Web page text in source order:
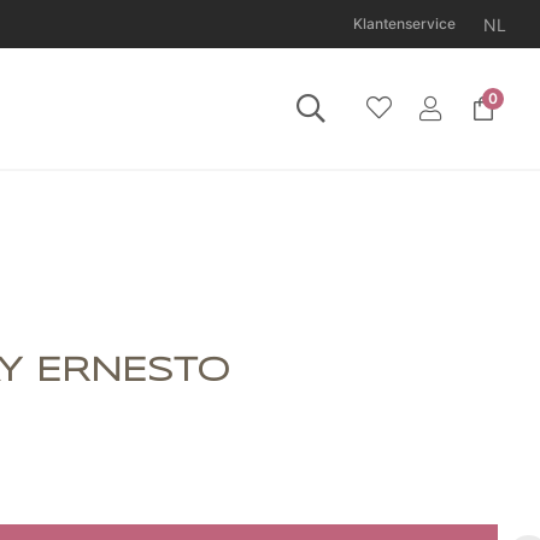
Klantenservice NL
0
ERNESTO